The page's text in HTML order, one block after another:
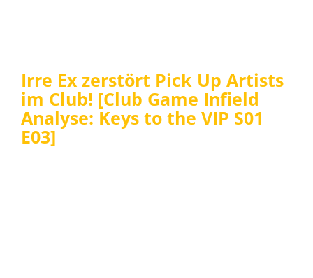
Irre Ex zerstört Pick Up Artists
im Club! [Club Game Infield
Analyse: Keys to the VIP S01
E03]